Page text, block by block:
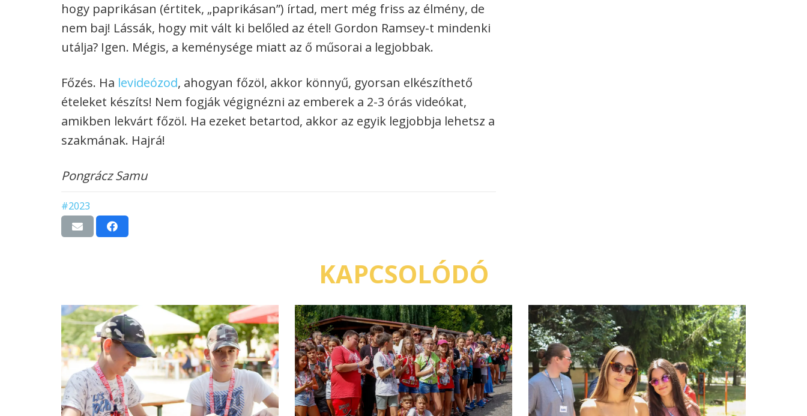
hogy paprikásan (értitek, „paprikásan”) írtad, mert még friss az élmény, de
nem baj! Lássák, hogy mit vált ki belőled az étel! Gordon Ramsey-t mindenki
utálja? Igen. Mégis, a keménysége miatt az ő műsorai a legjobbak.
Főzés. Ha levideózod, ahogyan főzöl, akkor könnyű, gyorsan elkészíthető
ételeket készíts! Nem fogják végignézni az emberek a 2-3 órás videókat,
amikben lekvárt főzöl. Ha ezeket betartod, akkor az egyik legjobbja lehetsz a
szakmának. Hajrá!
Pongrácz Samu
#2023
KAPCSOLÓDÓ